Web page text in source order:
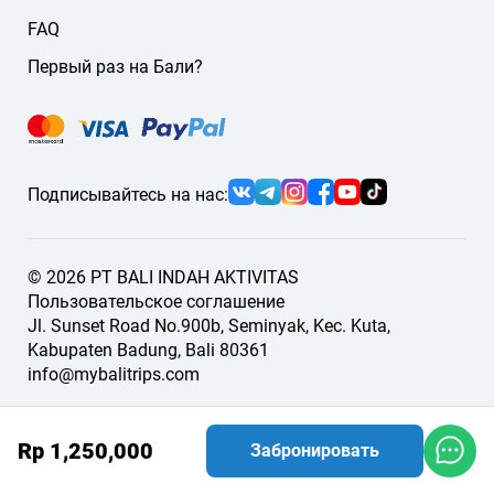
Rp 1,250,000 Забронировать
Подписывайтесь на нас:
FAQ
Первый раз на Бали?
© 2026 PT BALI INDAH AKTIVITAS
Пользовательское соглашение
Jl. Sunset Road No.900b, Seminyak, Kec. Kuta,
Kabupaten Badung, Bali 80361
info@mybalitrips.com